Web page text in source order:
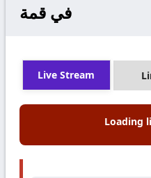
في قمة
Live Stream
Loading